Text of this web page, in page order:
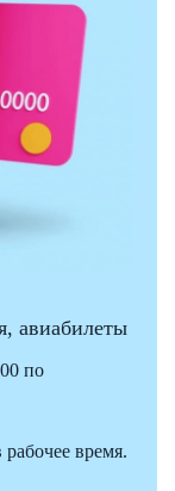
авиабилеты
по
время.